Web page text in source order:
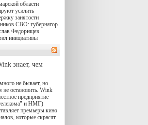
области
усилить
занятости
СВО: губернатор
Федорищев
инициативы
на
и более
жизни.
знает, чем
не бывает, но
не остановить. Wink
предприятие
и НМГ)
премьеры кино
которые скрасят